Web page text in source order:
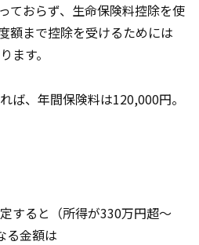
ておらず、生命保険料控除を使
額まで控除を受けるためには
ます。
ば、年間保険料は120,000円。
すると（所得が330万円超～
る金額は